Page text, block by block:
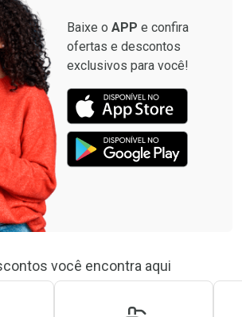
Baixe o APP e confira
ofertas e descontos
exclusivos para você!
você encontra aqui